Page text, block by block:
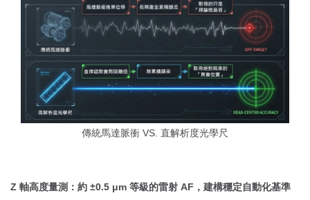
傳統馬達脈衝 VS. 直解析度光學尺
Z 軸高度量測：約 ±0.5 μm 等級的雷射 AF，建構穩定自動化基準